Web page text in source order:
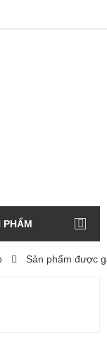
PHẨM
Sản phẩm được